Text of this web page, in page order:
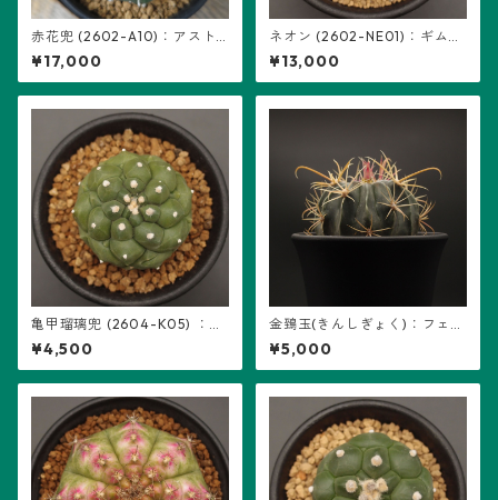
赤花兜 (2602-A10)：アスト
ロフィツム属 ※実生、五稜+複
稜あり
¥17,000
ネオン (2602-NE01)：ギムノ
カリキウム属 ※実生
¥13,000
亀甲瑠璃兜 (2604-K05) ：ア
ストロフィツム属 ※実生
¥4,500
金鵄玉(きんしぎょく)：フェロ
カクタス属 (B07) ※実生
¥5,000